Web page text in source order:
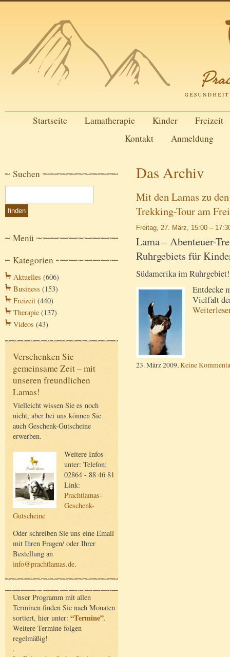
Startseite Lamatherapie Kinder
Freizeit
Kontakt
Anmeldung
Suchen
Menü
Kategorien
Aktuelles (606)
Business (153)
Freizeit (440)
Therapie (137)
Videos (43)
Verschenken Sie
gemeinsame Zeit – mit
unseren freundlichen
Lamas!
Vielleicht wissen Sie es noch
nicht, aber bei uns können Sie
auch Geschenk-Gutscheine
erwerben.
Weitere Infos
unter: Telefon:
02864 - 88 46 81
Link:
Prachtlamas-
Geschenk-
Gutscheine
Oder schreiben Sie uns eine Email
mit Ihren Fragen/ oder Ihrer
Bestellung an
info@prachtlamas.de.
Unser Programm mit allen
Terminen finden Sie nach Monaten
sortiert, hier unter: “Termine”.
Weitere Termine folgen
regelmäßig!
.
Das Archiv
Mit den Lamas zu
Trekking-Tour am
Freitag, 27. März, 15:00 –
Lama – Abenteuer-
Ruhrgebiets für
Südamerika im Ruhrgebiet!
Entdecke
Vielfalt
23. März 2009,Keine